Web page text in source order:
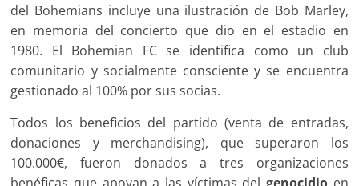
del Bohemians incluye una ilustración de Bob Marley,
en memoria del concierto que dio en el estadio en
1980. El Bohemian FC se identifica como un club
comunitario y socialmente consciente y se encuentra
gestionado al 100% por sus socias.
Todos los beneficios del partido (venta de entradas,
donaciones y merchandising), que superaron los
100.000€, fueron donados a tres organizaciones